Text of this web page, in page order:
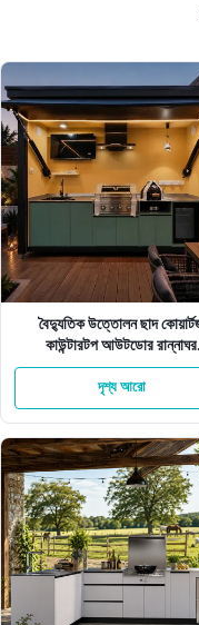
বৈদ্যুতিক উত্তোলন ছাদ
কাউন্টারটপ আউটডোর রান্নাঘর
অ্যালুমিনিয়াম ক্যাবিনেট
দৃশ্য আরো